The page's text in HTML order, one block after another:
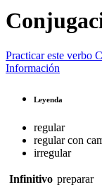
Practicar este verbo
Información
Leyenda
regular
regular con
irregular
Infinitivo preparar